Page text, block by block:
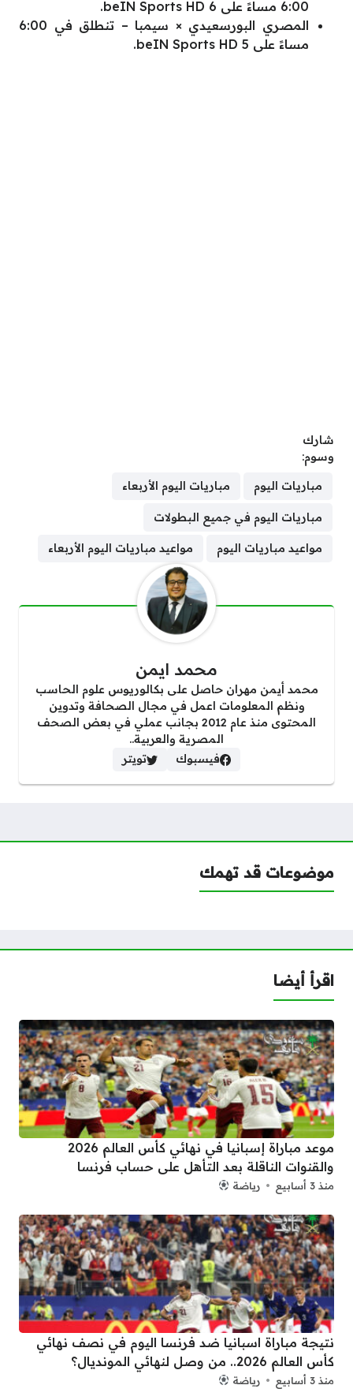
6:00 مساءً على beIN Sports HD 6.
المصري البورسعيدي × سيمبا – تنطلق في 6:00
مساءً على beIN Sports HD 5.
شارك
وسوم:
مباريات اليوم مباريات اليوم الأربعاء
مباريات اليوم في جميع البطولات
مواعيد مباريات اليوم مواعيد مباريات اليوم الأربعاء
محمد ايمن
محمد أيمن مهران حاصل على بكالوريوس علوم الحاسب
ونظم المعلومات اعمل في مجال الصحافة وتدوين
المحتوى منذ عام 2012 بجانب عملي في بعض الصحف
المصرية والعربية..
فيسبوك
تويتر
موضوعات قد تهمك
اقرأ أيضا
موعد مباراة إسبانيا في نهائي كأس العالم 2026
والقنوات الناقلة بعد التأهل على حساب فرنسا
منذ 3 أسابيع رياضة
نتيجة مباراة اسبانيا ضد فرنسا اليوم في نصف نهائي
كأس العالم 2026.. من وصل لنهائي المونديال؟
منذ 3 أسابيع رياضة